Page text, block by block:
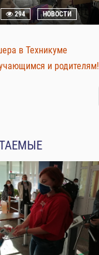
294 НОВОСТИ
в Техникуме
и родителям!